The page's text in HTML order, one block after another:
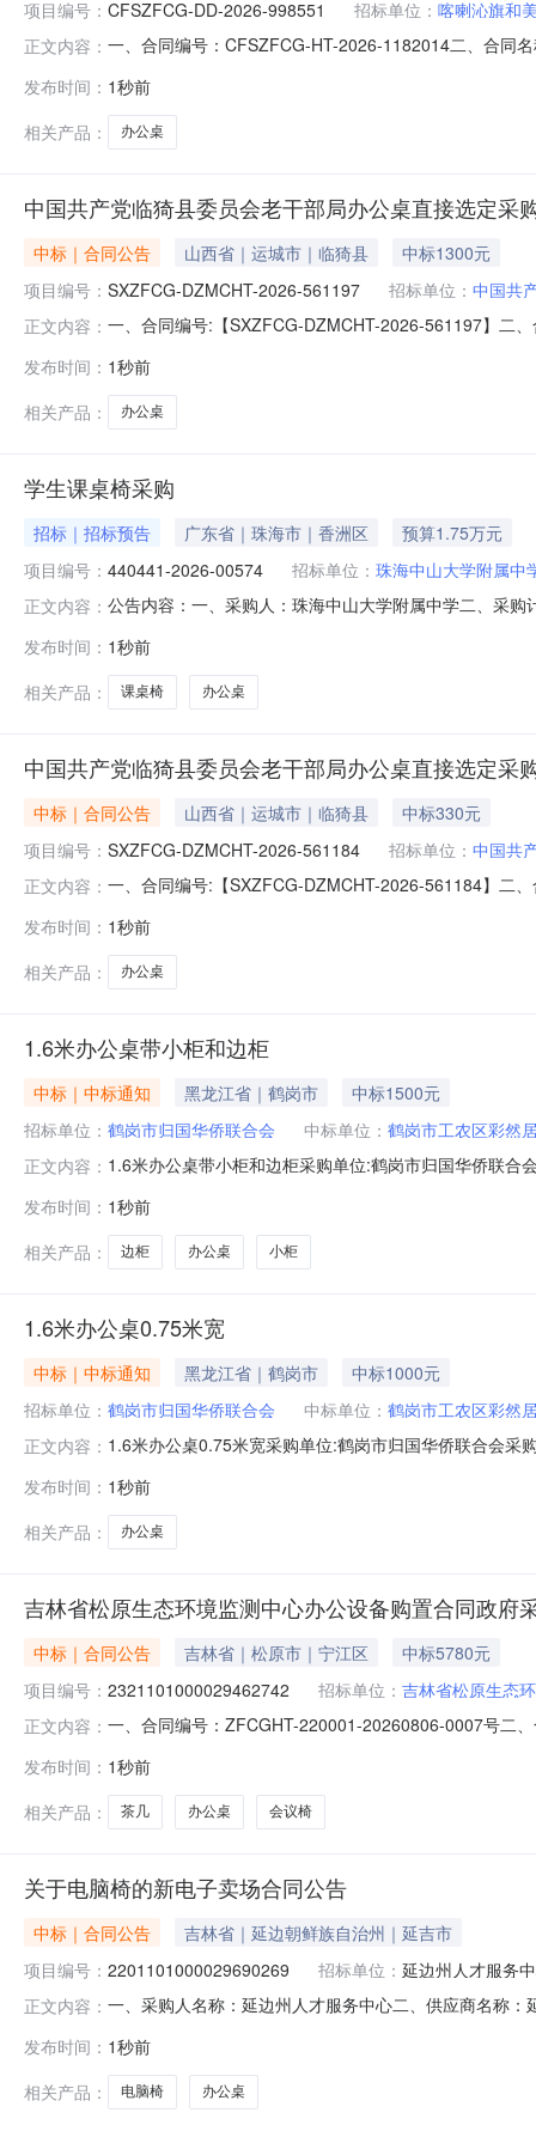
项目编号： CFSZFCG-DD-2026-998551 招标单位： 喀喇沁旗和
正文内容： 一、合同编号：CFSZFCG-HT-2026-1182014二、合同
13451366982供应商（乙方）：江苏三毛教仪成套设备
发布时间： 1秒前
相关产品：
办公桌
中国共产党临猗县委员会老干部局办公桌直接选定采
中标｜合同公告 山西省｜运城市｜临猗县
中标1300元
项目编号： SXZFCG-DZMCHT-2026-561197 招标单位： 中国共
正文内容： 一、合同编号:【SXZFCG-DZMCHT-2026-561197】二
方）：【运城艺博商贸有限公司】地址：山西省运城市
（或服务要求）：参
发布时间： 1秒前
相关产品：
办公桌
学生课桌椅采购
招标｜招标预告 广东省｜珠海市｜香洲区
预算1.75万元
项目编号： 440441-2026-00574 招标单位： 珠海中山大学附属中
正文内容： 公告内容：一、采购人：珠海中山大学附属中学二、采
发布时间： 1秒前
相关产品：
课桌椅 办公桌
中国共产党临猗县委员会老干部局办公桌直接选定采
中标｜合同公告 山西省｜运城市｜临猗县
中标330元
项目编号： SXZFCG-DZMCHT-2026-561184 招标单位： 中国共
正文内容： 一、合同编号:【SXZFCG-DZMCHT-2026-561184】二
方）：【运城艺博商贸有限公司】地址：山西省运城市
规格型号（或服务要
发布时间： 1秒前
相关产品：
办公桌
1.6米办公桌带小柜和边柜
中标｜中标通知 黑龙江省｜鹤岗市
中标1500元
招标单位： 鹤岗市归国华侨联合会 中标单位： 鹤岗市工农区彩然
正文内容： 1.6米办公桌带小柜和边柜采购单位:鹤岗市归国华侨联
发布时间： 1秒前
相关产品：
边柜 办公桌 小柜
1.6米办公桌0.75米宽
中标｜中标通知 黑龙江省｜鹤岗市
中标1000元
招标单位： 鹤岗市归国华侨联合会 中标单位： 鹤岗市工农区彩然
正文内容： 1.6米办公桌0.75米宽采购单位:鹤岗市归国华侨联合会
发布时间： 1秒前
相关产品：
办公桌
吉林省松原生态环境监测中心办公设备购置合同政府
中标｜合同公告 吉林省｜松原市｜宁江区
中标5780元
项目编号： 2321101000029462742 招标单位： 吉林省松原生态
正文内容： 一、合同编号：ZFCGHT-220001-20260806-0007号二
原市飞宇世纪商城内联系方式：15584551233六、合同
发布时间： 1秒前
相关产品：
茶几 办公桌 会议椅
关于电脑椅的新电子卖场合同公告
中标｜合同公告
吉林省｜延边朝鲜族自治州｜延吉市
项目编号： 2201101000029690269 招标单位： 延边州人才服务
正文内容： 一、采购人名称：延边州人才服务中心二、供应商名称
2.0055011002中伟1.8米办公桌中伟1.8米张
发布时间： 1秒前
相关产品：
电脑椅 办公桌